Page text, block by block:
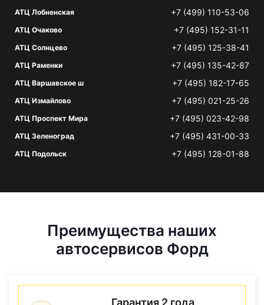
АТЦ Лобненская +7 (499) 110-53-06
АТЦ Очаково +7 (495) 152-31-11
АТЦ Солнцево +7 (495) 125-38-41
АТЦ Раменки +7 (495) 135-42-87
АТЦ Варшавское ш +7 (495) 182-17-65
АТЦ Измайлово +7 (495) 021-25-26
АТЦ Проспект Мира +7 (495) 023-42-98
АТЦ Зеленоград +7 (495) 431-00-33
АТЦ Подольск +7 (495) 128-01-88
Преимущества наших
автосервисов Форд
Гарантия 2 года